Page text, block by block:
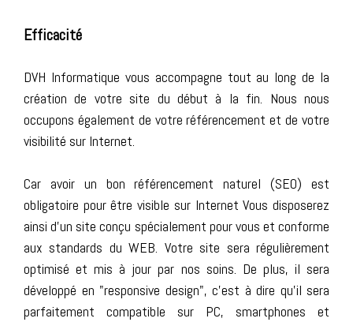
Efficacité
DVH Informatique vous accompagne tout au long de la
création de votre site du début à la fin. Nous nous
occupons également de votre référencement et de votre
visibilité sur Internet.
Car avoir un bon référencement naturel (SEO) est
obligatoire pour être visible sur Internet Vous disposerez
ainsi d'un site conçu spécialement pour vous et conforme
aux standards du WEB. Votre site sera régulièrement
optimisé et mis à jour par nos soins. De plus, il sera
développé en "responsive design", c'est à dire qu'il sera
parfaitement compatible sur PC, smartphones et